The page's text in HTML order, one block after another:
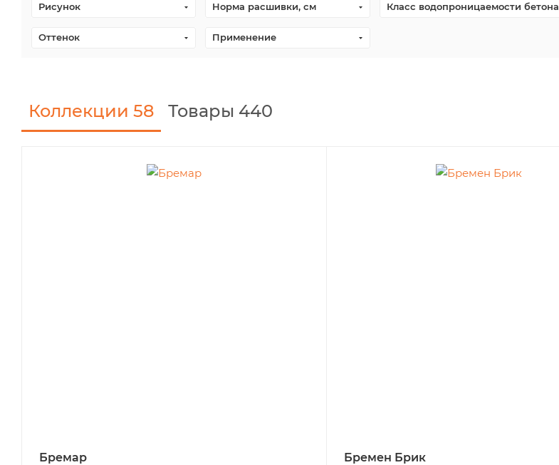
Рисунок Норма расшивки, см Класс водопроницаемости бетона
Оттенок Применение
Коллекции 58 Товары 440
Бремар Бремен Брик